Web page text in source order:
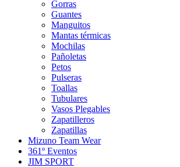
Gorras
Guantes
Manguitos
Mantas térmicas
Mochilas
Pañoletas
Petos
Pulseras
Toallas
Tubulares
Vasos Plegables
Zapatilleros
Zapatillas
Mizuno Team Wear
361º Eventos
JIM SPORT